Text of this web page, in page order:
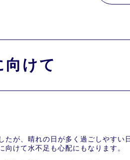
向けて
たが、晴れの日が多く過ごしやすい
向けて水不足も心配にもなります。